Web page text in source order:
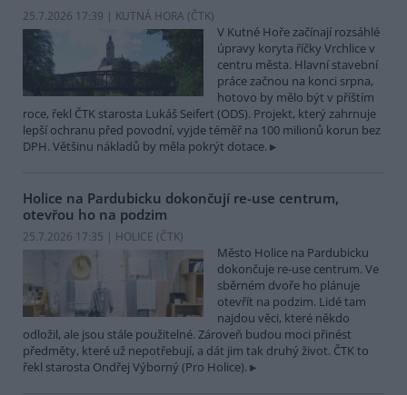
25.7.2026 17:39 | KUTNÁ HORA (ČTK)
V Kutné Hoře začínají rozsáhlé
úpravy koryta říčky Vrchlice v
centru města. Hlavní stavební
práce začnou na konci srpna,
hotovo by mělo být v příštím
roce, řekl ČTK starosta Lukáš Seifert (ODS). Projekt, který zahrnuje
lepší ochranu před povodní, vyjde téměř na 100 milionů korun bez
DPH. Většinu nákladů by měla pokrýt dotace.
Holice na Pardubicku dokončují re-use centrum,
otevřou ho na podzim
25.7.2026 17:35 | HOLICE (ČTK)
Město Holice na Pardubicku
dokončuje re-use centrum. Ve
sběrném dvoře ho plánuje
otevřít na podzim. Lidé tam
najdou věci, které někdo
odložil, ale jsou stále použitelné. Zároveň budou moci přinést
předměty, které už nepotřebují, a dát jim tak druhý život. ČTK to
řekl starosta Ondřej Výborný (Pro Holice).